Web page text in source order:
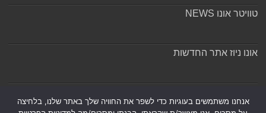
טוויטר אונו NEWS
אונו ניוז אתר החדשות
אנחנו משתמשים בעוגיות כדי לשפר את החוויה שלך באתר שלנו, בלחיצה